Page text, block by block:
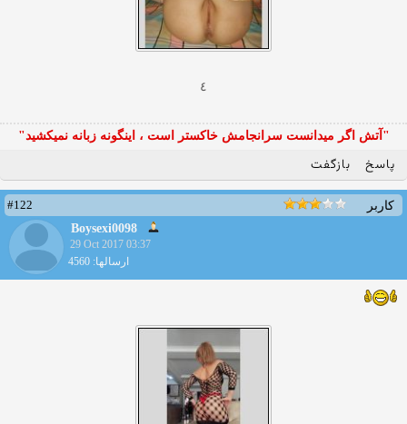
٤
"آتش اگر ميدانست سرانجامش خاكستر است ، اينگونه زبانه نميكشيد"
پاسخ بازگفت
کاربر
#122
Boysexi0098
29 Oct 2017 03:37
ارسالها: 4560